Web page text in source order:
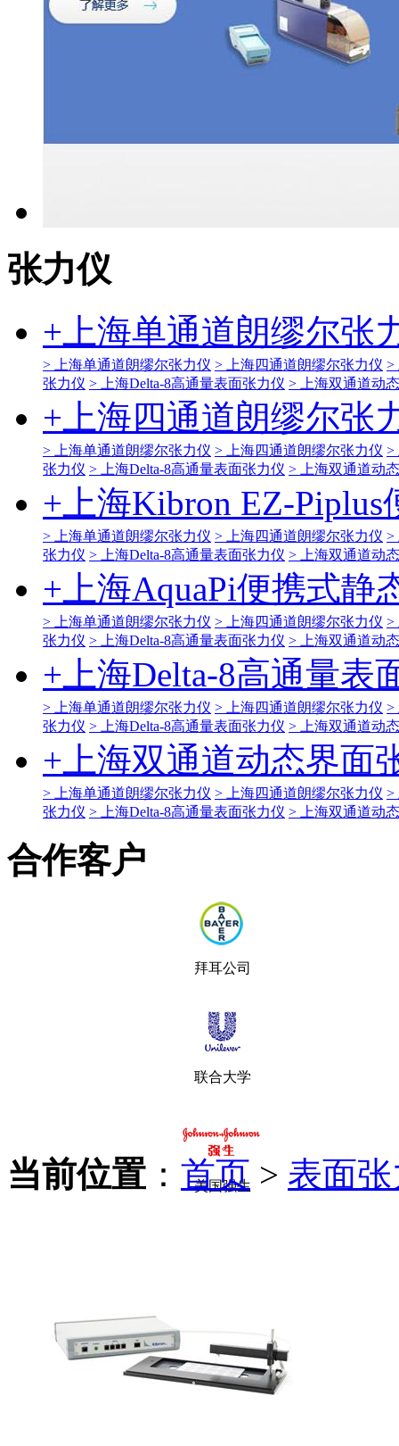
张力仪
+ 上海单通道朗缪尔张
> 上海单通道朗缪尔张力仪 > 上海四通道朗缪尔张力仪 >
张力仪 > 上海Delta-8高通量表面张力仪 > 上海双通道动
+ 上海四通道朗缪尔张
> 上海单通道朗缪尔张力仪 > 上海四通道朗缪尔张力仪 >
张力仪 > 上海Delta-8高通量表面张力仪 > 上海双通道动
+ 上海Kibron EZ-
> 上海单通道朗缪尔张力仪 > 上海四通道朗缪尔张力仪 >
张力仪 > 上海Delta-8高通量表面张力仪 > 上海双通道动
+ 上海AquaPi便携式静
> 上海单通道朗缪尔张力仪 > 上海四通道朗缪尔张力仪 >
张力仪 > 上海Delta-8高通量表面张力仪 > 上海双通道动
+ 上海Delta-8高通量表
> 上海单通道朗缪尔张力仪 > 上海四通道朗缪尔张力仪 >
张力仪 > 上海Delta-8高通量表面张力仪 > 上海双通道动
+ 上海双通道动态界面
> 上海单通道朗缪尔张力仪 > 上海四通道朗缪尔张力仪 >
张力仪 > 上海Delta-8高通量表面张力仪 > 上海双通道动
合作客户
拜耳公司
联合大学
美国强生
当前位置 ： 首页 > 表面